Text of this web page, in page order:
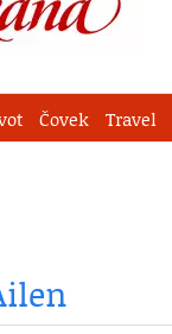
Čovek Travel